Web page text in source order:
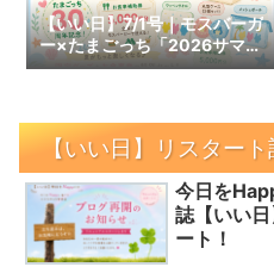
【いい日】7/1号｜モスバーガ
ー×たまごっち「2026サマー
ラッキーバッグ」予約スター
【いい日】リスター
今日を
誌【いい
ート！